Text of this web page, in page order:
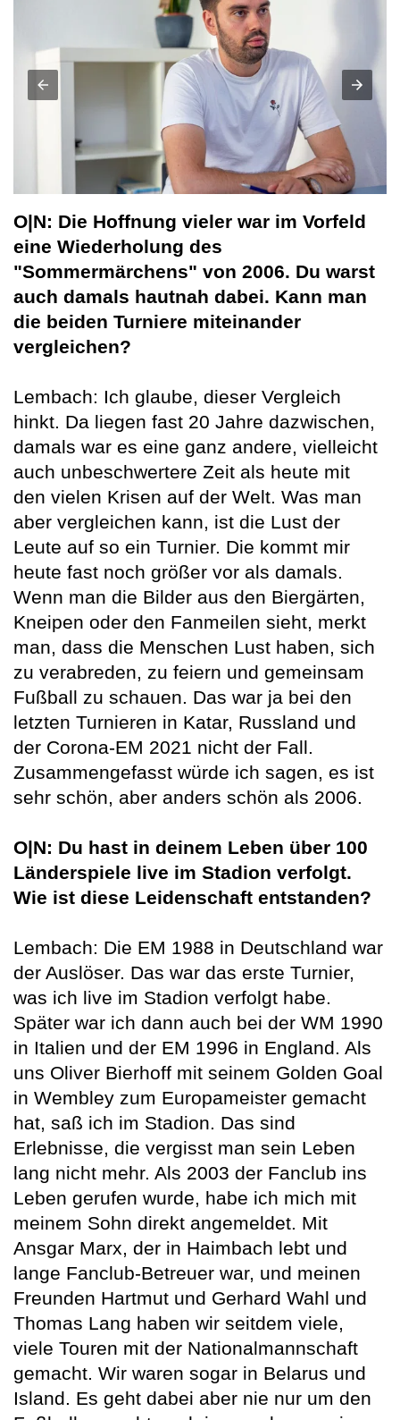
O|N: Die Hoffnung vieler war im Vorfeld
eine Wiederholung des
"Sommermärchens" von 2006. Du warst
auch damals hautnah dabei. Kann man
die beiden Turniere miteinander
vergleichen?
Lembach: Ich glaube, dieser Vergleich
hinkt. Da liegen fast 20 Jahre dazwischen,
damals war es eine ganz andere, vielleicht
auch unbeschwertere Zeit als heute mit
den vielen Krisen auf der Welt. Was man
aber vergleichen kann, ist die Lust der
Leute auf so ein Turnier. Die kommt mir
heute fast noch größer vor als damals.
Wenn man die Bilder aus den Biergärten,
Kneipen oder den Fanmeilen sieht, merkt
man, dass die Menschen Lust haben, sich
zu verabreden, zu feiern und gemeinsam
Fußball zu schauen. Das war ja bei den
letzten Turnieren in Katar, Russland und
der Corona-EM 2021 nicht der Fall.
Zusammengefasst würde ich sagen, es ist
sehr schön, aber anders schön als 2006.
O|N: Du hast in deinem Leben über 100
Länderspiele live im Stadion verfolgt.
Wie ist diese Leidenschaft entstanden?
Lembach: Die EM 1988 in Deutschland war
der Auslöser. Das war das erste Turnier,
was ich live im Stadion verfolgt habe.
Später war ich dann auch bei der WM 1990
in Italien und der EM 1996 in England. Als
uns Oliver Bierhoff mit seinem Golden Goal
in Wembley zum Europameister gemacht
hat, saß ich im Stadion. Das sind
Erlebnisse, die vergisst man sein Leben
lang nicht mehr. Als 2003 der Fanclub ins
Leben gerufen wurde, habe ich mich mit
meinem Sohn direkt angemeldet. Mit
Ansgar Marx, der in Haimbach lebt und
lange Fanclub-Betreuer war, und meinen
Freunden Hartmut und Gerhard Wahl und
Thomas Lang haben wir seitdem viele,
viele Touren mit der Nationalmannschaft
gemacht. Wir waren sogar in Belarus und
Island. Es geht dabei aber nie nur um den